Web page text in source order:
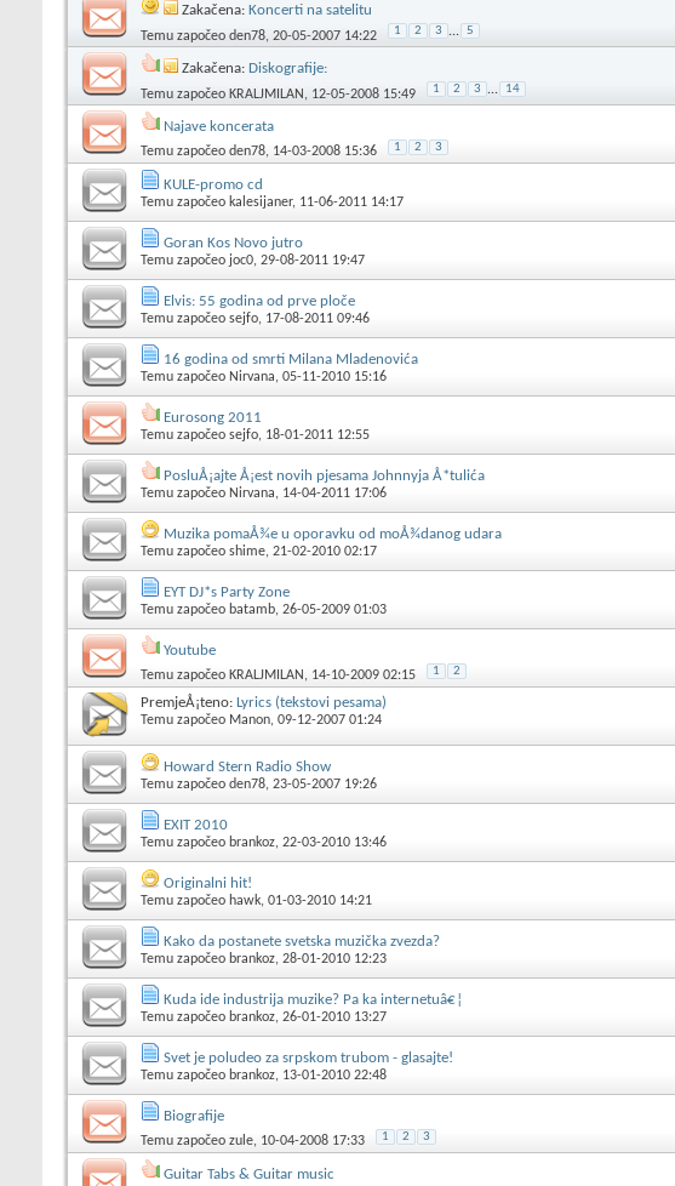
Zakačena: Koncerti na satelitu
Temu započeo den78, 20-05-2007 14:22 1 2 3 ... 5
Zakačena: Diskografije:
Temu započeo KRALJMILAN , 12-05-2008 15:49 1 2 3 ... 14
Najave koncerata
Temu započeo den78, 14-03-2008 15:36 1 2 3
KULE-promo cd
Temu započeo kalesijaner, 11-06-2011 14:17
Goran Kos Novo jutro
Temu započeo joc0, 29-08-2011 19:47
Elvis: 55 godina od prve ploče
Temu započeo sejfo, 17-08-2011 09:46
16 godina od smrti Milana Mladenovića
Temu započeo Nirvana, 05-11-2010 15:16
Eurosong 2011
Temu započeo sejfo, 18-01-2011 12:55
PosluÅ¡ajte Å¡est novih pjesama Johnnyja Å*tulića
Temu započeo Nirvana, 14-04-2011 17:06
Muzika pomaÅ¾e u oporavku od moÅ¾danog udara
Temu započeo shime, 21-02-2010 02:17
EYT DJ*s Party Zone
Temu započeo batamb, 26-05-2009 01:03
Youtube
Temu započeo KRALJMILAN , 14-10-2009 02:15 1 2
PremjeÅ¡teno: Lyrics (tekstovi pesama)
Temu započeo Manon, 09-12-2007 01:24
Howard Stern Radio Show
Temu započeo den78, 23-05-2007 19:26
EXIT 2010
Temu započeo brankoz, 22-03-2010 13:46
Originalni hit!
Temu započeo hawk, 01-03-2010 14:21
Kako da postanete svetska muzička zvezda?
Temu započeo brankoz, 28-01-2010 12:23
Kuda ide industrija muzike? Pa ka internetuâ€¦
Temu započeo brankoz, 26-01-2010 13:27
Svet je poludeo za srpskom trubom - glasajte!
Temu započeo brankoz, 13-01-2010 22:48
Biografije
Temu započeo zule, 10-04-2008 17:33 1 2 3
Guitar Tabs & Guitar music